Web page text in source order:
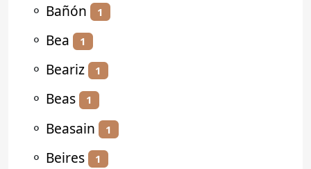
⚬ Bañón 1
⚬ Bea 1
⚬ Beariz 1
⚬ Beas 1
⚬ Beasain 1
⚬ Beires 1